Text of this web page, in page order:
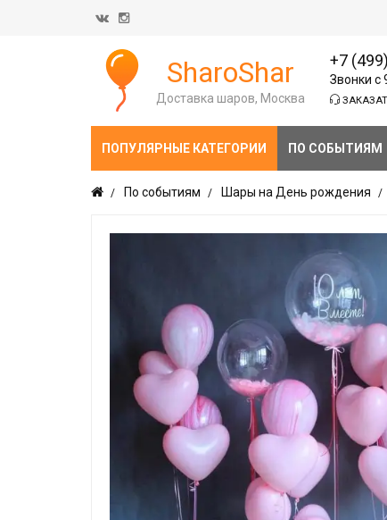
SharoShar
Доставка шаров, Москва
+7
Звонки с
ПОПУЛЯРНЫЕ КАТЕГОРИИ ПО СОБЫТИЯМ
По событиям Шары на День рождения